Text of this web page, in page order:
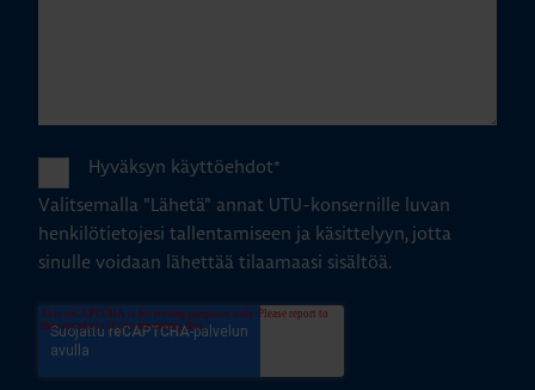
Hyväksyn käyttöehdot*
Valitsemalla "Lähetä" annat UTU-konsernille luvan
henkilötietojesi tallentamiseen ja käsittelyyn, jotta
sinulle voidaan lähettää tilaamaasi sisältöä.